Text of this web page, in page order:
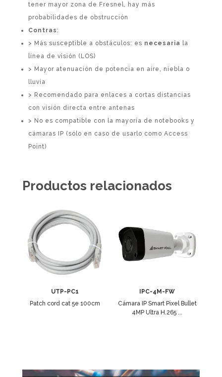
tener mayor zona de Fresnel, hay más
probabilidades de obstrucción
Contras :
> Más susceptible a obstáculos: es necesaria
la
línea de visión (LOS)
> Mayor atenuación de potencia en aire, niebla o
lluvia
> Recomendado para enlaces a cortas distancias
con visión directa entre antenas
> No es compatible con la mayoría de notebooks y
cámaras IP (sólo en caso de usarlo como Access
Point)
Productos relacionados
UTP-PC1
Patch cord cat 5e 100cm
IPC-4M-FW
Cámara IP Smart Pixel Bullet
4MP Ultra H.265 ...